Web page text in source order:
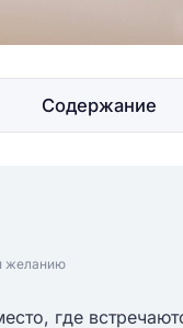
желанию
где
Содержание